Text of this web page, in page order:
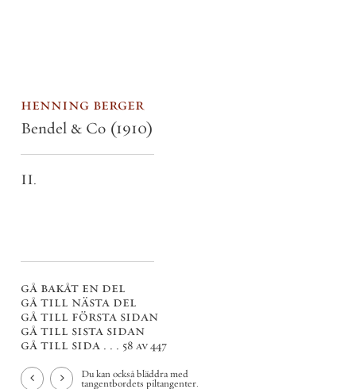
henning berger
Bendel & Co (1910)
II.
gå bakåt en del
gå till nästa del
gå till första sidan
gå till sista sidan
gå till sida . . . 58 av 447
Du kan också bläddra med
tangentbordets piltangenter.